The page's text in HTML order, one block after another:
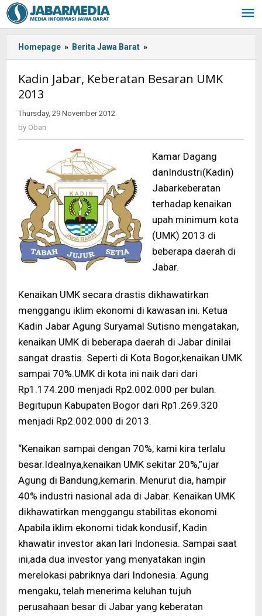
Skip
to
content
Homepage » Berita Jawa Barat »
Jabar,
Besaran
Kadin Jabar, Keberatan Besaran UMK
2013
Thursday, 29 November 2012
by Oban
Kamar Dagang
danIndustri(Kadin)
Jabarkeberatan
terhadap kenaikan
upah minimum kota
(UMK) 2013 di
beberapa daerah di
Jabar.
Kenaikan UMK secara drastis dikhawatirkan
menggangu iklim ekonomi di kawasan ini. Ketua
Kadin Jabar Agung Suryamal Sutisno mengatakan,
kenaikan UMK di beberapa daerah di Jabar dinilai
sangat drastis. Seperti di Kota Bogor,kenaikan UMK
sampai 70%.UMK di kota ini naik dari dari
Rp1.174.200 menjadi Rp2.002.000 per bulan.
Begitupun Kabupaten Bogor dari Rp1.269.320
menjadi Rp2.002.000 di 2013.
“Kenaikan sampai dengan 70%, kami kira terlalu
besar.Idealnya,kenaikan UMK sekitar 20%,”ujar
Agung di Bandung,kemarin. Menurut dia, hampir
40% industri nasional ada di Jabar. Kenaikan UMK
dikhawatirkan menggangu stabilitas ekonomi.
Apabila iklim ekonomi tidak kondusif, Kadin
khawatir investor akan lari Indonesia. Sampai saat
ini,ada dua investor yang menyatakan ingin
merelokasi pabriknya dari Indonesia. Agung
mengaku, telah menerima keluhan tujuh
perusahaan besar di Jabar yang keberatan